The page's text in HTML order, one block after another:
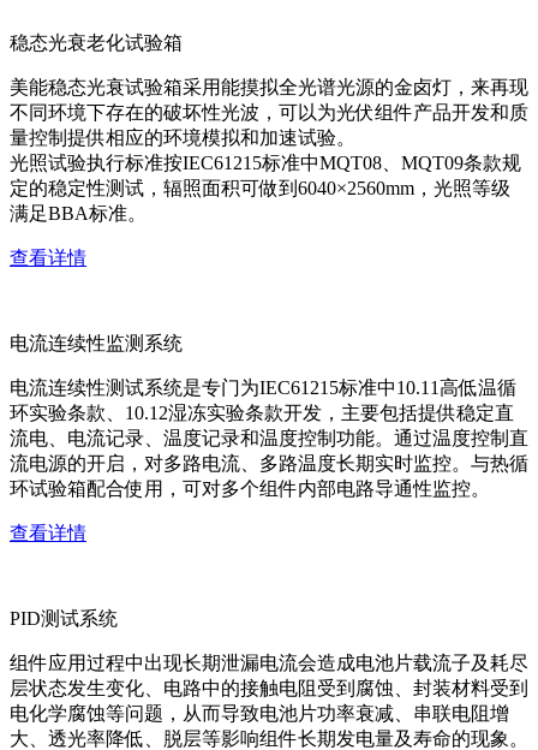
稳态光衰老化试验箱
美能稳态光衰试验箱采用能摸拟全光谱光源的金卤灯，来再现
不同环境下存在的破坏性光波，可以为光伏组件产品开发和质
量控制提供相应的环境模拟和加速试验。
光照试验执行标准按IEC61215标准中MQT08、MQT09条款规
定的稳定性测试，辐照面积可做到6040×2560mm，光照等级
满足BBA标准。
查看详情
电流连续性监测系统
电流连续性测试系统是专门为IEC61215标准中10.11高低温循
环实验条款、10.12湿冻实验条款开发，主要包括提供稳定直
流电、电流记录、温度记录和温度控制功能。通过温度控制直
流电源的开启，对多路电流、多路温度长期实时监控。与热循
环试验箱配合使用，可对多个组件内部电路导通性监控。
查看详情
PID测试系统
组件应用过程中出现长期泄漏电流会造成电池片载流子及耗尽
层状态发生变化、电路中的接触电阻受到腐蚀、封装材料受到
电化学腐蚀等问题，从而导致电池片功率衰减、串联电阻增
大、透光率降低、脱层等影响组件长期发电量及寿命的现象。